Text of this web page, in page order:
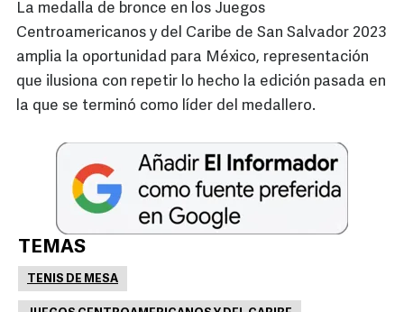
La medalla de bronce en los Juegos
Centroamericanos y del Caribe de San Salvador 2023
amplia la oportunidad para México, representación
que ilusiona con repetir lo hecho la edición pasada en
la que se terminó como líder del medallero.
TEMAS
TENIS DE MESA